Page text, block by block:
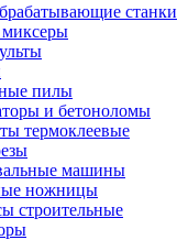
станки
пилы
и бетоноломы
термоклеевые
машины
ножницы
строительные